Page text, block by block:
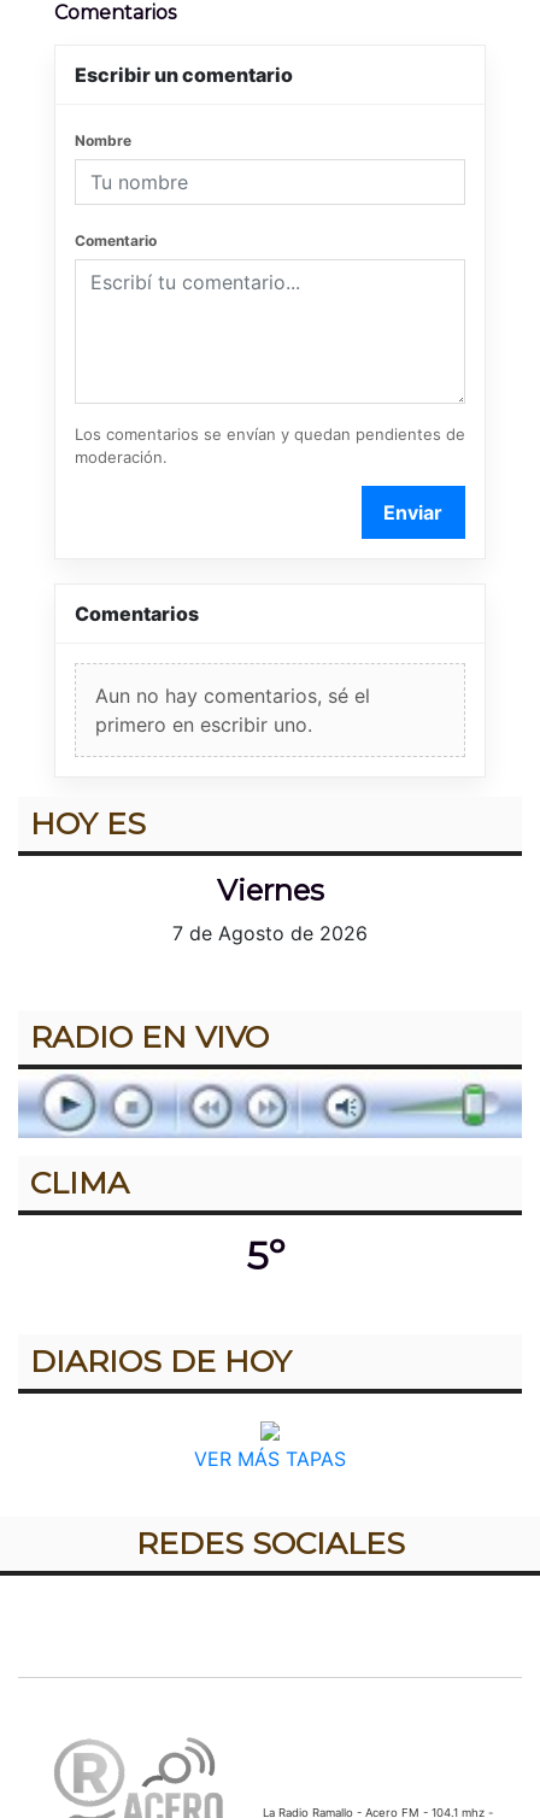
Comentarios
Escribir un comentario
Nombre
Comentario
Los comentarios se envían y quedan pendientes de
moderación.
Enviar
Comentarios
Aun no hay comentarios, sé el
primero en escribir uno.
HOY ES
Viernes
7 de Agosto de 2026
RADIO EN VIVO
CLIMA
5º
DIARIOS DE HOY
VER MÁS TAPAS
REDES SOCIALES
La Radio Ramallo - Acero FM - 104.1 mhz -